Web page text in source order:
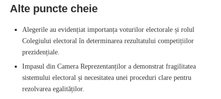
Alte puncte cheie
Alegerile au evidențiat importanța voturilor electorale și rolul
Colegiului electoral în determinarea rezultatului competițiilor
prezidențiale.
Impasul din Camera Reprezentanților a demonstrat fragilitatea
sistemului electoral și necesitatea unei proceduri clare pentru
rezolvarea egalităților.